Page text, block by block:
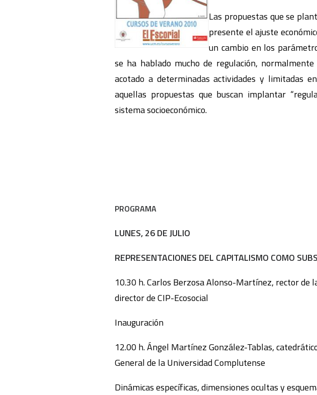
Las propuestas que se
presente el ajuste
un cambio en los
se ha hablado mucho de regulación,
acotado a determinadas actividades y limitadas
aquellas propuestas que buscan implantar
sistema socioeconómico.
PROGRAMA
LUNES, 26 DE JULIO
REPRESENTACIONES DEL CAPITALISMO COMO
10.30 h. Carlos Berzosa Alonso-Martínez, rector
director de CIP-Ecosocial
Inauguración
12.00 h. Ángel Martínez González-Tablas,
General de la Universidad Complutense
Dinámicas específicas, dimensiones ocultas y